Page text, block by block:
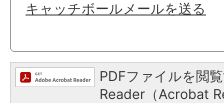
キャッチボールメールを送る
PDFファイルを閲
Reader（Acrobat